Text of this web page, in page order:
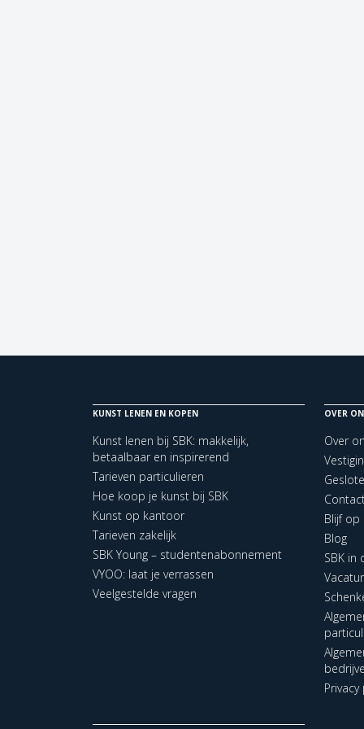
KUNST LENEN EN KOPEN
Kunst lenen bij SBK: makkelijk,
betaalbaar en inspirerend
Tarieven particulieren
Hoe koop je kunst bij SBK
Kunst op kantoor
Tarieven zakelijk
SBK Young – studentenabonnement
VYOO: laat je verrassen
Veelgestelde vragen
OVER
Over
Blijf op
Blog
SBK in